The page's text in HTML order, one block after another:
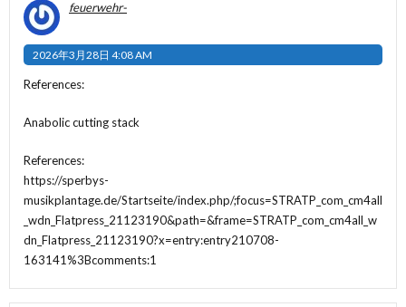
feuerwehr-
2026年3月28日 4:08 AM
References:
Anabolic cutting stack
References:
https://sperbys-
musikplantage.de/Startseite/index.php/;focus=STRATP_com_cm4all
_wdn_Flatpress_21123190&path=&frame=STRATP_com_cm4all_w
dn_Flatpress_21123190?x=entry:entry210708-
163141%3Bcomments:1